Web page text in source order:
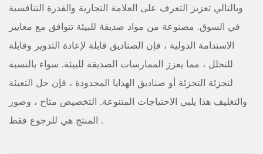
وبالتالي تعزيز التعرف على العلامة التجارية والقدرة التنافسية
في السوق. مصنوعة من مواد صديقة للبيئة تتوافق مع معايير
الاستدامة الدولية ، فإن الصناديق قابلة لإعادة التدوير وقابلة
للتحلل ، مما يعزز الممارسات الصديقة للبيئة. سواء بالنسبة
لتجزئة التجزئة أو صناديق الهدايا المحدودة ، فإن حل التعبئة
والتغليف هذا يلبي الاحتياجات المتنوعة. التخصيص متاح ، وصور
المنتج هي للرجوع فقط .